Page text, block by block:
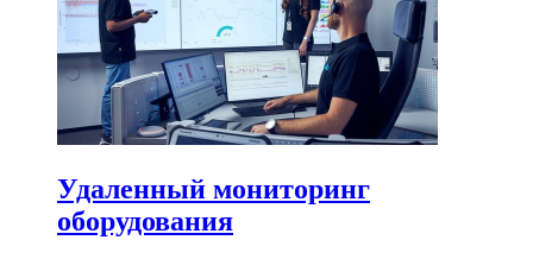
Удаленный мониторинг
оборудования